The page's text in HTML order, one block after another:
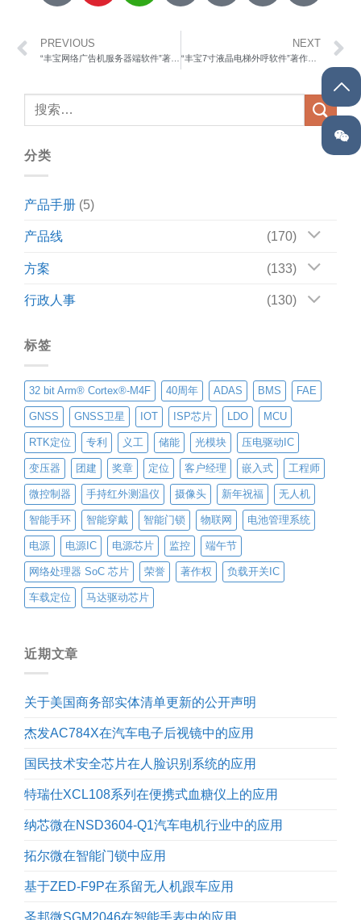
PREVIOUS NEXT
“丰宝7寸液晶电梯外呼软件”著作权登记证书-2010
分类
产品手册 (5)
产品线 (170)
方案 (133)
行政人事 (130)
标签
32 bit Arm® Cortex®-M4F 40周年 ADAS BMS FAE
GNSS GNSS卫星 IOT ISP芯片 LDO MCU
RTK定位 专利 义工 储能 光模块 压电驱动IC
变压器 团建 奖章 定位 客户经理 嵌入式 工程师
微控制器 手持红外测温仪 摄像头 新年祝福 无人机
智能手环 智能穿戴 智能门锁 物联网 电池管理系统
电源 电源IC 电源芯片 监控 端午节
网络处理器 SoC 芯片 荣誉 著作权 负载开关IC
车载定位 马达驱动芯片
近期文章
关于美国商务部实体清单更新的公开声明
杰发AC784X在汽车电子后视镜中的应用
国民技术安全芯片在人脸识别系统的应用
特瑞仕XCL108系列在便携式血糖仪上的应用
纳芯微在NSD3604-Q1汽车电机行业中的应用
拓尔微在智能门锁中应用
基于ZED-F9P在系留无人机跟车应用